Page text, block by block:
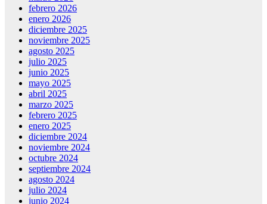
febrero 2026
enero 2026
diciembre 2025
noviembre 2025
agosto 2025
julio 2025
junio 2025
mayo 2025
abril 2025
marzo 2025
febrero 2025
enero 2025
diciembre 2024
noviembre 2024
octubre 2024
septiembre 2024
agosto 2024
julio 2024
junio 2024